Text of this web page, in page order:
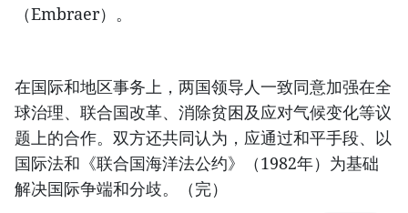
（Embraer）。
在国际和地区事务上，两国领导人一致同意加强在全
球治理、联合国改革、消除贫困及应对气候变化等议
题上的合作。双方还共同认为，应通过和平手段、以
国际法和《联合国海洋法公约》（1982年）为基础
解决国际争端和分歧。（完）